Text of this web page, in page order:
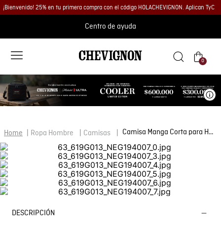
¡Bienvenido! 25% en tu primera compra con el código HOLACHEVIGNON. Aplican TyC
Centro de ayuda
0
Ropa Hombre Camisas Camisa Manga Corta para Hombre
DESCRIPCIÓN